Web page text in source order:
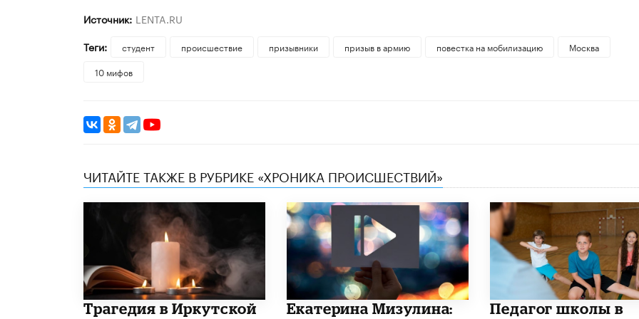
Источник: LENTA.RU
Теги:
студент происшествие призывники призыв в армию повестка на мобилизацию
Москва
10 мифов
ЧИТАЙТЕ ТАКЖЕ В РУБРИКЕ «ХРОНИКА ПРОИСШЕСТВИЙ»
Трагедия в Иркутской
Екатерина Мизулина:
Педагог школы в